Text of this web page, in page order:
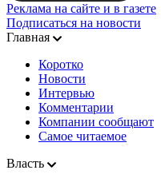
Реклама на сайте и в газете
Подписаться на новости
Главная
Коротко
Новости
Интервью
Комментарии
Компании сообщают
Самое читаемое
Власть